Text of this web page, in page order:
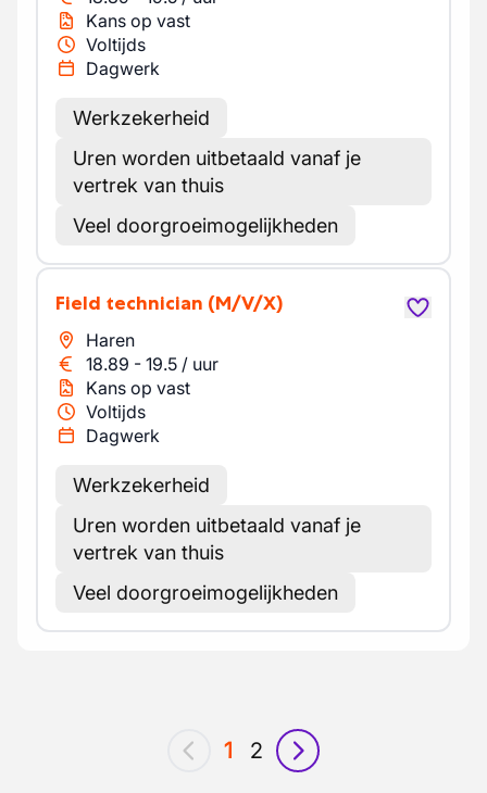
Kans op vast
Voltijds
Dagwerk
Werkzekerheid
Uren worden uitbetaald vanaf je
vertrek van thuis
Veel doorgroeimogelijkheden
Field technician (M/V/X)
Haren
18.89 - 19.5 / uur
Kans op vast
Voltijds
Dagwerk
Werkzekerheid
Uren worden uitbetaald vanaf je
vertrek van thuis
Veel doorgroeimogelijkheden
vorig
1 2
volgende